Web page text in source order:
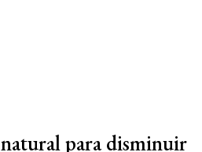
para disminuir